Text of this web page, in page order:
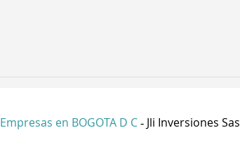
Empresas en BOGOTA D C - Jli Inversiones Sas